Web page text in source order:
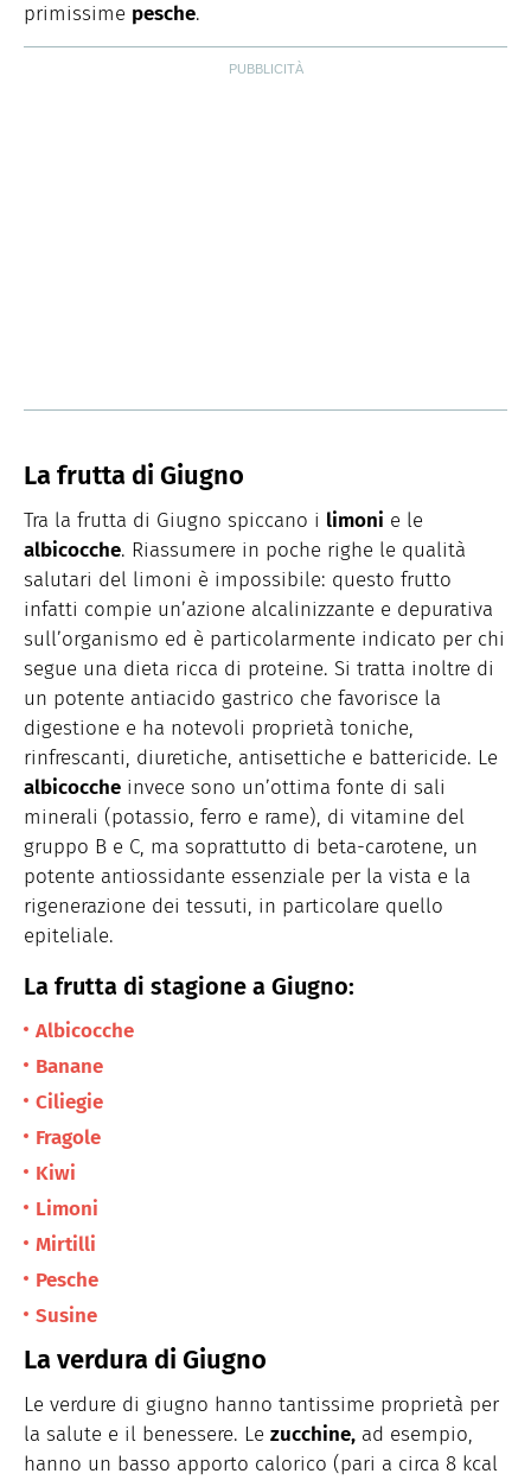
primissime pesche.
La frutta di Giugno
Tra la frutta di Giugno spiccano i limoni e le
albicocche. Riassumere in poche righe le qualità
salutari del limoni è impossibile: questo frutto
infatti compie un’azione alcalinizzante e depurativa
sull’organismo ed è particolarmente indicato per chi
segue una dieta ricca di proteine. Si tratta inoltre di
un potente antiacido gastrico che favorisce la
digestione e ha notevoli proprietà toniche,
rinfrescanti, diuretiche, antisettiche e battericide. Le
albicocche invece sono un’ottima fonte di sali
minerali (potassio, ferro e rame), di vitamine del
gruppo B e C, ma soprattutto di beta-carotene, un
potente antiossidante essenziale per la vista e la
rigenerazione dei tessuti, in particolare quello
epiteliale.
La frutta di stagione a Giugno:
Albicocche
Banane
Ciliegie
Fragole
Kiwi
Limoni
Mirtilli
Pesche
Susine
La verdura di Giugno
Le verdure di giugno hanno tantissime proprietà per
la salute e il benessere. Le zucchine, ad esempio,
hanno un basso apporto calorico (pari a circa 8 kcal